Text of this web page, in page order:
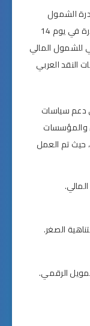
الشمول
المالي للمنطقة العربية ، حيث تم إطلاق المبادرة في يوم 14
للشمول المالي
العربي
دعم سياسات
والمؤسسات
حيث تم العمل
الصغر.
الرقمي.